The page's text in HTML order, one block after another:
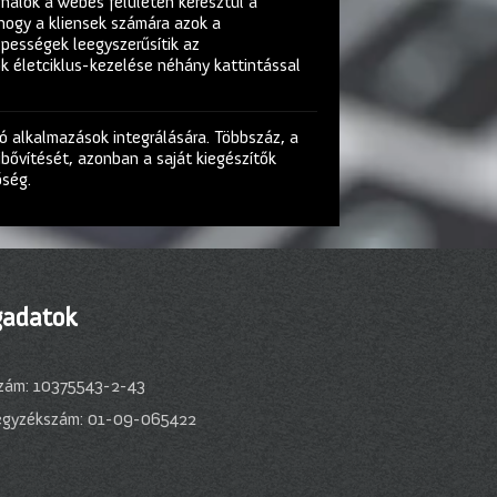
a kliensek számára azok a
leegyszerűsítik az
életciklus-kezelése néhány kattintással
integrálására. Többszáz, a
azonban a saját kiegészítők
10375543-2-43
01-09-065422